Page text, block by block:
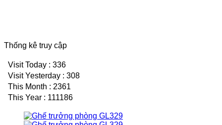
Thống kê truy cập
Visit Today : 336
Visit Yesterday : 308
This Month : 2361
This Year : 111186